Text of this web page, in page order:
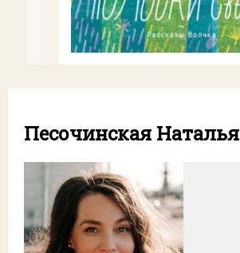
Песочинская Наталья